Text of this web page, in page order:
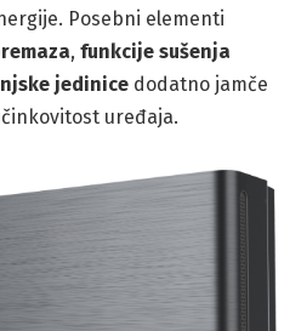
Posebni elementi
, funkcije sušenja
jedinice dodatno jamče
uređaja.